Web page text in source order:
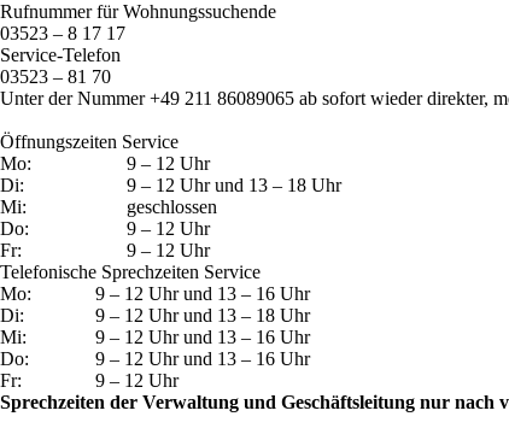
Rufnummer für Wohnungssuchende
03523 – 8 17 17
Service-Telefon
03523 – 81 70
Unter der Nummer +49 211 86089065 ab sofort wieder direkter,
Öffnungszeiten Service
Mo:
9 – 12 Uhr
Di:
9 – 12 Uhr und 13 – 18 Uhr
Mi:
geschlossen
Do:
9 – 12 Uhr
Fr:
9 – 12 Uhr
Telefonische Sprechzeiten Service
Mo:
9 – 12 Uhr und 13 – 16 Uhr
Di:
9 – 12 Uhr und 13 – 18 Uhr
Mi:
9 – 12 Uhr und 13 – 16 Uhr
Do:
9 – 12 Uhr und 13 – 16 Uhr
Fr:
9 – 12 Uhr
Sprechzeiten der Verwaltung und Geschäftsleitung nur